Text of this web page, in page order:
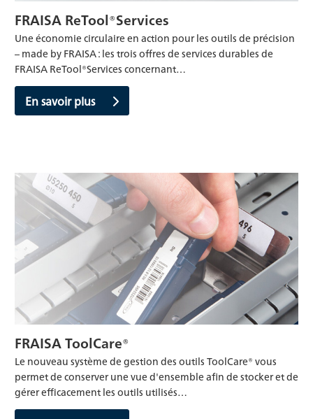
FRAISA ReTool®Services
Une économie circulaire en action pour les outils de précision
– made by FRAISA : les trois offres de services durables de
FRAISA ReTool®Services concernant…
En savoir plus
FRAISA ToolCare®
Le nouveau système de gestion des outils ToolCare® vous
permet de conserver une vue d'ensemble afin de stocker et de
gérer efficacement les outils utilisés…